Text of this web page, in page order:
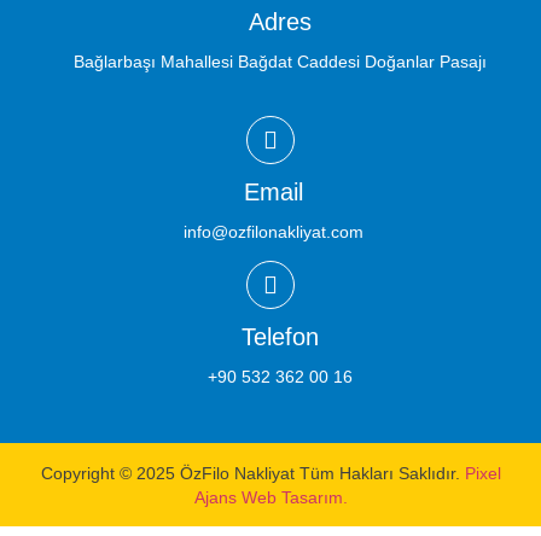
Adres
Bağlarbaşı Mahallesi Bağdat Caddesi Doğanlar Pasajı
Email
info@ozfilonakliyat.com
Telefon
+90 532 362 00 16
Copyright © 2025 ÖzFilo Nakliyat Tüm Hakları Saklıdır. Pixel
Ajans Web Tasarım.